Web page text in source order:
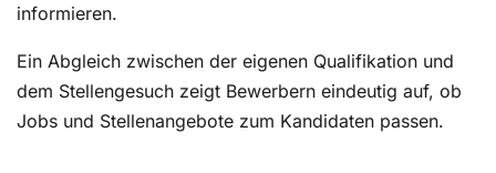
informieren.
Ein Abgleich zwischen der eigenen Qualifikation und
dem Stellengesuch zeigt Bewerbern eindeutig auf, ob
Jobs und Stellenangebote zum Kandidaten passen.